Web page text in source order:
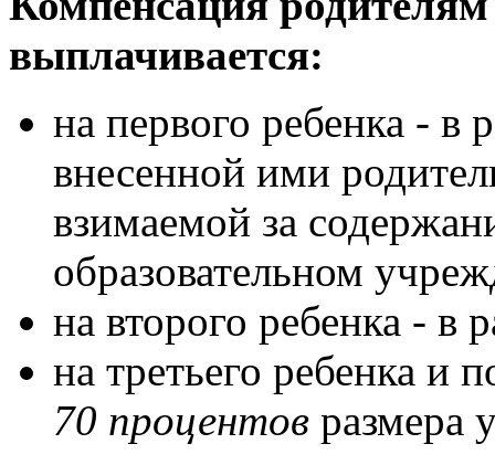
выплачивается:
на первого ребенка - в
внесенной ими
взимаемой за
образовательном
на второго ребенка - в
на третьего ребенка и
70 процентов размера